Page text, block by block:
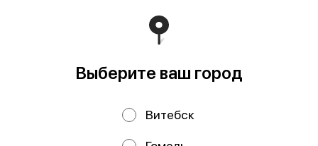
Торговом реестре Республики Беларусь 18.01.2021г.
Работает на эффективном ядре
Политика конфиденциальности
Выберите ваш город
Витебск